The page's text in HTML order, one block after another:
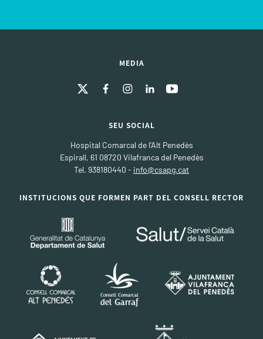
MEDIA
SEU SOCIAL
Hospital Comarcal de l'Alt Penedès
Espirall, 61 08720 Vilafranca del Penedès
Tel. 938180440 - info@csapg.cat
INSTITUCIONS QUE FORMEN PART DEL CONSELL RECTOR